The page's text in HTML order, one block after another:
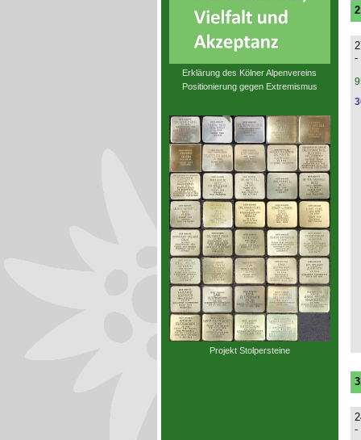
Erklärung des Kölner Alpenvereins
Positionierung gegen Extremismus
Projekt Stolpersteine
-
-